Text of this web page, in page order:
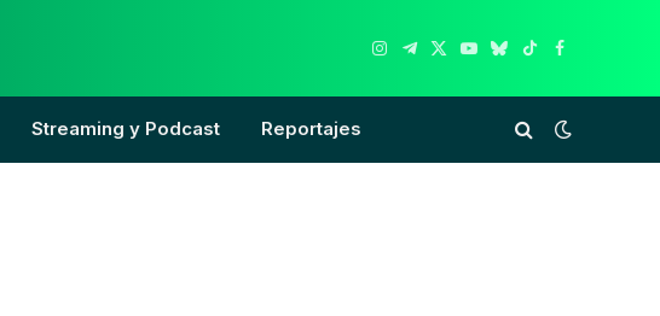
Instagram
Telegram
X
YouTube
Bluesky
TikTokFacebook
Streaming y Podcast Reportajes